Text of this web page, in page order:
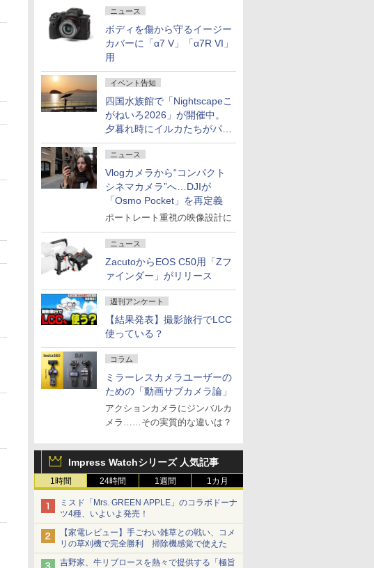
ニュース
ボディを傷から守るイージー
カバーに「α7 V」「α7R VI」
用
イベント告知
四国水族館で「Nightscapeこ
がねいろ2026」が開催中。
夕暮れ時にイルカたちがパフ
ォーマンスを繰り広げる
ニュース
Vlogカメラから“コンパクト
シネマカメラ”へ…DJIが
「Osmo Pocket」を再定義
ポートレート重視の映像設計に
ニュース
ZacutoからEOS C50用「Zフ
ァインダー」がリリース
週刊アンケート
【結果発表】撮影旅行でLCC
使っている？
コラム
ミラーレスカメラユーザーの
ための「動画サブカメラ論」
アクションカメラにジンバルカ
メラ……その実質的な違いは？
Impress Watchシリーズ 人気記事
1時間 24時間 1週間 1カ月
ミスド「Mrs. GREEN APPLE」のコラボドーナ
ツ4種、いよいよ発売！
【家電レビュー】手ごわい雑草との戦い、コメ
リの草刈機で完全勝利 掃除機感覚で使えた
吉野家、牛リブロースを熱々で提供する「極旨